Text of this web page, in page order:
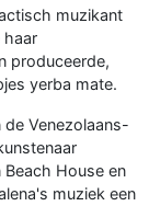
muzikant
haar
produceerde,
yerba mate.
Venezolaans-
House en
muziek een